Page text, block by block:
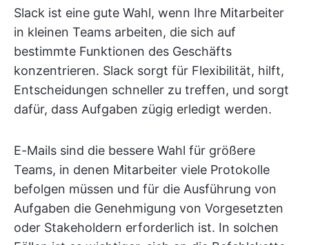
Slack ist eine gute Wahl, wenn Ihre Mitarbeiter
in kleinen Teams arbeiten, die sich auf
bestimmte Funktionen des Geschäfts
konzentrieren. Slack sorgt für Flexibilität, hilft,
Entscheidungen schneller zu treffen, und sorgt
dafür, dass Aufgaben zügig erledigt werden.
E-Mails sind die bessere Wahl für größere
Teams, in denen Mitarbeiter viele Protokolle
befolgen müssen und für die Ausführung von
Aufgaben die Genehmigung von Vorgesetzten
oder Stakeholdern erforderlich ist. In solchen